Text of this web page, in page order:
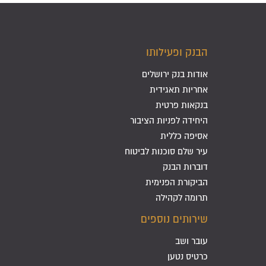
הבנק ופעילותו
אודות בנק ירושלים
אחריות תאגידית
בנקאות פרטית
היחידה לפניות הציבור
אסיפה כללית
עיר שלם סוכנות לביטוח
דוברות הבנק
הביקורת הפנימית
תרומה לקהילה
שירותים נוספים
עובר ושב
כרטיס נטען